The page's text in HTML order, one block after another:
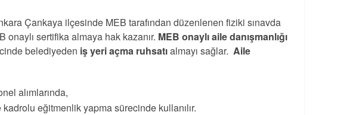
Çankaya ilçesinde MEB tarafından düzenlenen fiziki sınavda
onaylı sertifika almaya hak kazanır. MEB onaylı aile danışmanlığı
belediyeden iş yeri açma ruhsatıalmayı sağlar. Aile
alımlarında,
eğitmenlik yapma sürecinde kullanılır.